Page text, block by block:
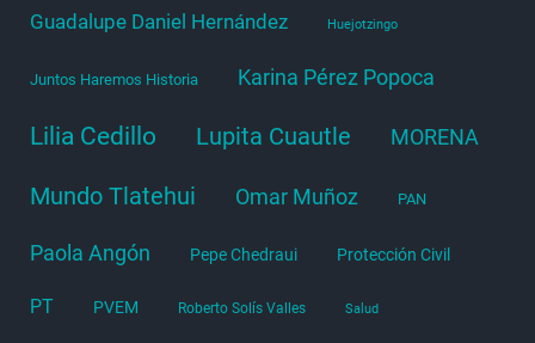
Guadalupe Daniel Hernández Huejotzingo
Juntos Haremos Historia Karina Pérez Popoca
Lilia Cedillo Lupita Cuautle MORENA
Mundo Tlatehui Omar Muñoz PAN
Paola Angón Pepe Chedraui Protección Civil
PT PVEM Roberto Solís Valles Salud